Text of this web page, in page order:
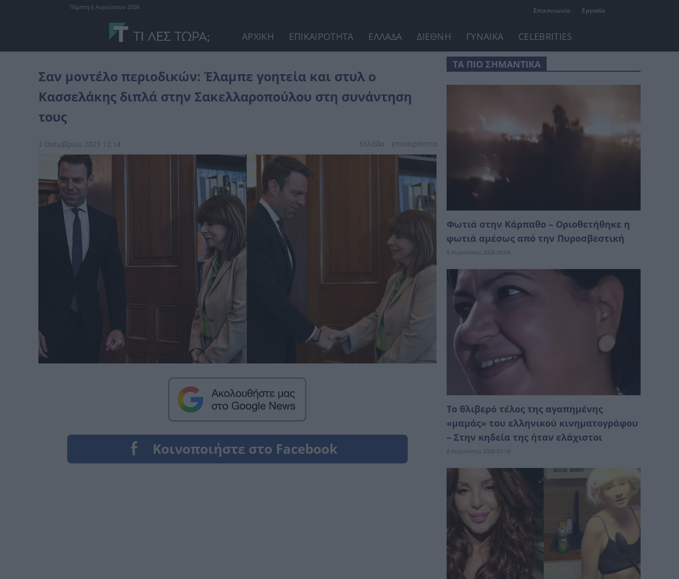
Επικοινωνία Εργασία
Πέμπτη 6 Αυγούστου 2026
ΑΡΧΙΚΗ ΕΠΙΚΑΙΡΟΤΗΤΑ ΕΛΛΑΔΑ ΔΙΕΘΝΗ ΓΥΝΑΙΚΑ CELEBRITIES
Σαν μοντέλο περιοδικών: Έλαμπε γοητεία και στυλ ο
Κασσελάκης διπλά στην Σακελλαροπούλου στη συνάντηση
τους
3 Οκτωβρίου 2023 12:14 Ελλάδα επικαιpότnτα
ΤΑ ΠΙΟ ΣΗΜΑΝΤΙΚΑ
Φωτιά στην Κάρπαθο – Οριοθετήθηκε η
φωτιά αμέσως από την Πυροσβεστική
6 Αυγούστου 2026 00:04
Το θλιβερό τέλος της αγαπημένης
«μαμάς» του ελληνικού κινηματογράφου
– Στην κηδεία της ήταν ελάχιστοι
6 Αυγούστου 2026 01:18